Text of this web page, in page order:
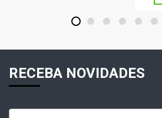
PARATI G3 TOUR SW 1.0 16V AT
1 2 3 4 5 6
RECEBA NOVIDADES